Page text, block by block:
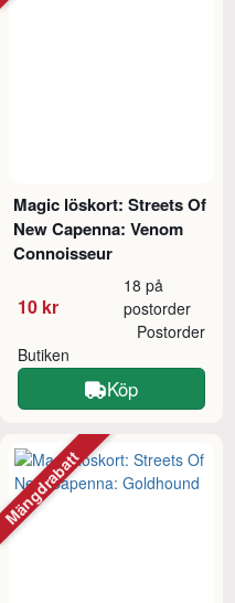
Magic löskort: Streets Of
New Capenna: Venom
Connoisseur
10 kr
18 på
postorder
Butiken
Postorder
Köp
Mängdrabatt